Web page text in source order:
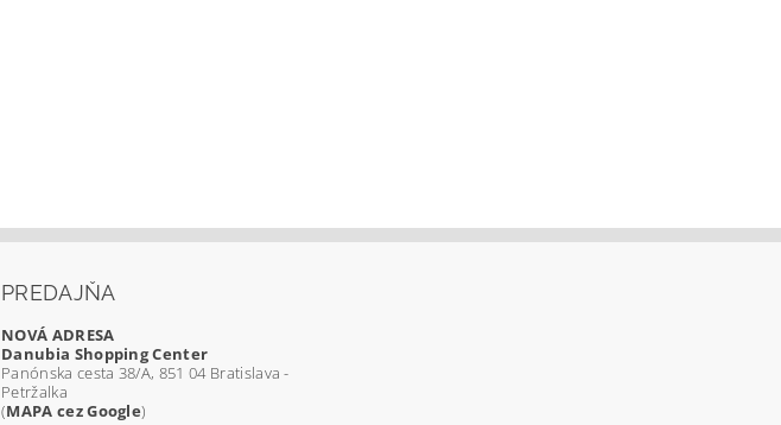
PREDAJŇA
NOVÁ ADRESA
Danubia Shopping Center
Panónska cesta 38/A, 851 04 Bratislava -
Petržalka
(MAPA cez Google)